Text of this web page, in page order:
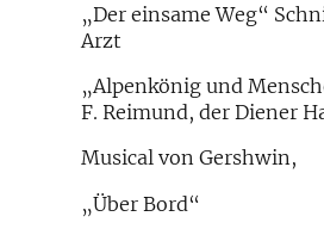
„Der einsame Weg“
Arzt
„Alpenkönig und
F. Reimund, der Diener
Musical von Gershwin,
„Über Bord“